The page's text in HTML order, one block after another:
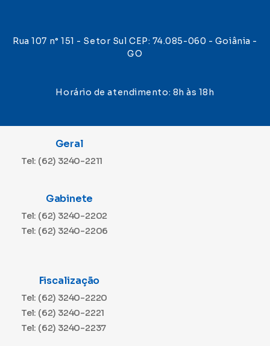
Rua 107 n° 151 - Setor Sul CEP: 74.085-060 - Goiânia -
GO
Horário de atendimento: 8h às 18h
Geral
Tel: (62) 3240-2211
Gabinete
Tel: (62) 3240-2202
Tel: (62) 3240-2206
Fiscalização
Tel: (62) 3240-2220
Tel: (62) 3240-2221
Tel: (62) 3240-2237